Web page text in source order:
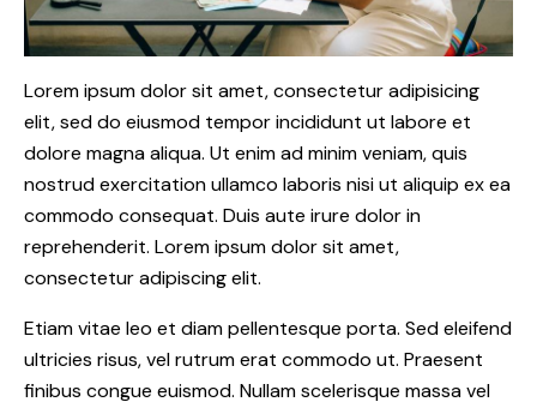
Lorem ipsum dolor sit amet, consectetur adipisicing
elit, sed do eiusmod tempor incididunt ut labore et
dolore magna aliqua. Ut enim ad minim veniam, quis
nostrud exercitation ullamco laboris nisi ut aliquip ex ea
commodo consequat. Duis aute irure dolor in
reprehenderit. Lorem ipsum dolor sit amet,
consectetur adipiscing elit.
Etiam vitae leo et diam pellentesque porta. Sed eleifend
ultricies risus, vel rutrum erat commodo ut. Praesent
finibus congue euismod. Nullam scelerisque massa vel